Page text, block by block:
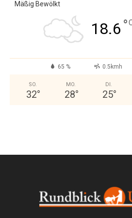
Mäßig Bewölkt
18.6 °
65 % 0.5kmh
SO.
32°
MO.
28°
DI.
25°